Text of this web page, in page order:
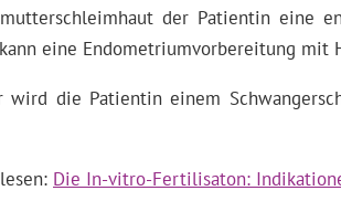
der Patientin eine
eine Endometriumvorbereitung mit
wird die Patientin einem
Die In-vitro-Fertilisaton: